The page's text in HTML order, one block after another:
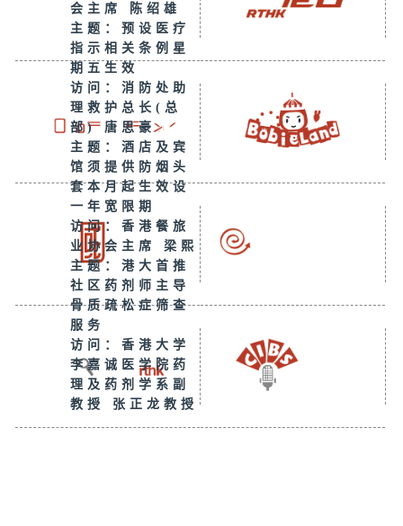
会主席 陈绍雄
主题：预设医疗
指示相关条例星
期五生效
访问：消防处助
理救护总长(总
部) 唐思豪
主题：酒店及宾
馆须提供防烟头
套本月起生效设
一年宽限期
访问：香港餐旅
业协会主席 梁熙
主题：港大首推
社区药剂师主导
骨质疏松症筛查
服务
访问：香港大学
李嘉诚医学院药
理及药剂学系副
教授 张正龙教授